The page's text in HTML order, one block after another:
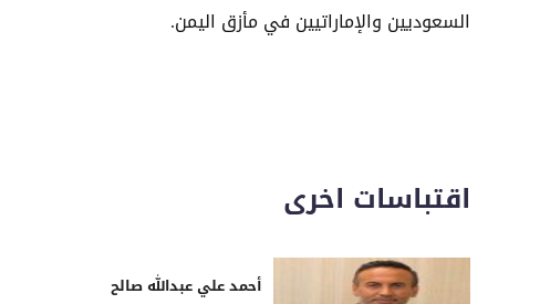
السعوديين والإماراتيين في مأزق اليمن.
اقتباسات اخرى
أحمد علي عبدالله صالح